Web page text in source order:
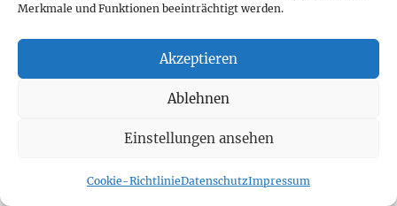
Merkmale und Funktionen beeinträchtigt werden.
Akzeptieren
Ablehnen
Einstellungen ansehen
Cookie-RichtlinieDatenschutzImpressum